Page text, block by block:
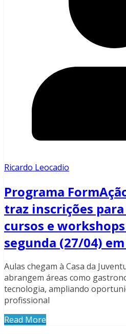
Ricardo Leocadio
Programa
traz inscrições
cursos e
segunda (27/04)
Aulas chegam à Casa da
abrangem áreas como
tecnologia, ampliando
profissional
Read More